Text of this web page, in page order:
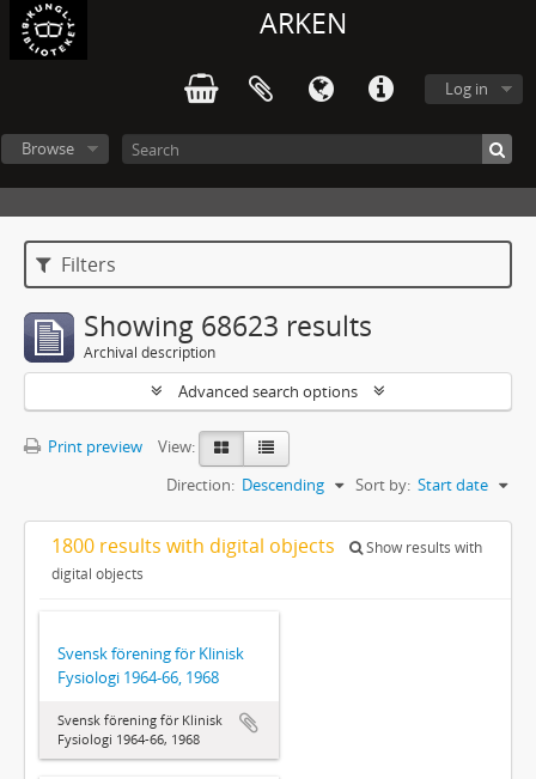
ARKEN
Log in
Browse
Filters
Showing 68623 results
Archival description
Advanced search options
Print preview
View:
Sort by: Start date
Direction: Descending
1800 results with digital objects
Show results with
digital objects
Svensk förening för Klinisk
Fysiologi 1964‐66, 1968
Svensk förening för Klinisk
Fysiologi 1964‐66, 1968